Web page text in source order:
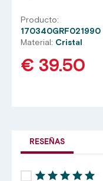
Producto:
170340GRF021990
Material: Cristal
€ 39.50
RESEÑAS